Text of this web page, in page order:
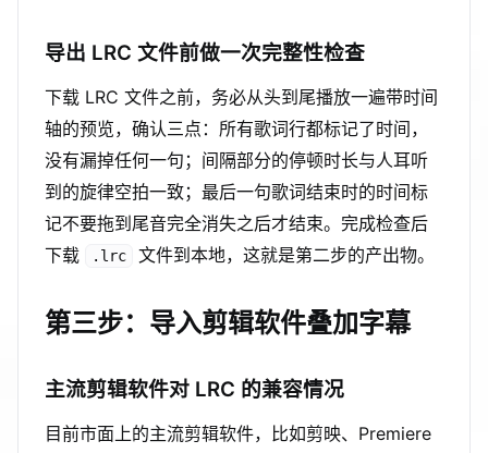
导出 LRC 文件前做一次完整性检查
下载 LRC 文件之前，务必从头到尾播放一遍带时间
轴的预览，确认三点：所有歌词行都标记了时间，
没有漏掉任何一句；间隔部分的停顿时长与人耳听
到的旋律空拍一致；最后一句歌词结束时的时间标
记不要拖到尾音完全消失之后才结束。完成检查后
下载
.lrc 文件到本地，这就是第二步的产出物。
第三步：导入剪辑软件叠加字幕
主流剪辑软件对 LRC 的兼容情况
目前市面上的主流剪辑软件，比如剪映、Premiere